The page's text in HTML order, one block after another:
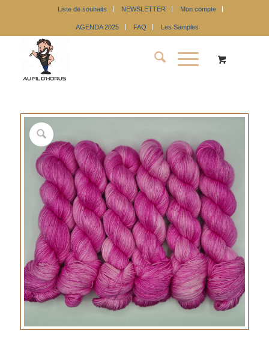
Liste de souhaits NEWSLETTER Mon compte
AGENDA 2025 FAQ Les Samples